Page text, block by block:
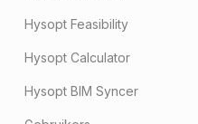
Hysopt Feasibility
Hysopt Calculator
Hysopt BIM Syncer